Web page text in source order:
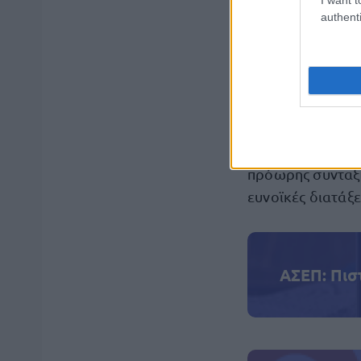
εργασία τους
αποχωρήσεις
πρόωρης
ευνοϊκές
ΑΣΕΠ: